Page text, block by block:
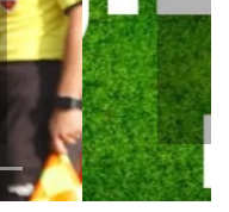
حسم ل...
إقرأ الخبر